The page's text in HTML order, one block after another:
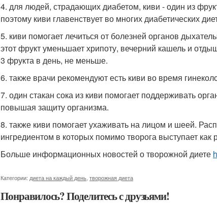
4. для людей, страдающих диабетом, киви - один из
поэтому киви главенствует во многих диабетических
5. киви помогает лечиться от болезней органов
этот фрукт уменьшает хрипоту, вечерний кашель и
3 фрукта в день, не меньше.
6. также врачи рекомендуют есть киви во время
7. один стакан сока из киви помогает поддерживать
повышая защиту организма.
8. также киви помогает ухаживать на лицом и шеей.
ингредиентом в которых помимо творога выступает
Больше информационных новостей о творожной диете
Категории: диета на каждый день творожная диета
Понравилось? Поделитесь с друзьями!